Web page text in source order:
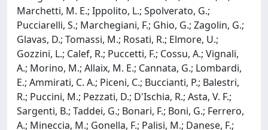
Marchetti, M. E.; Ippolito, L.; Spolverato, G.;
Pucciarelli, S.; Marchegiani, F.; Ghio, G.; Zagolin, G.;
Glavas, D.; Tomassi, M.; Rosati, R.; Elmore, U.;
Gozzini, L.; Calef, R.; Puccetti, F.; Cossu, A.; Vignali,
A.; Morino, M.; Allaix, M. E.; Cannata, G.; Lombardi,
E.; Ammirati, C. A.; Piceni, C.; Buccianti, P.; Balestri,
R.; Puccini, M.; Pezzati, D.; D'Ischia, R.; Asta, V. F.;
Sargenti, B.; Taddei, G.; Bonari, F.; Boni, G.; Ferrero,
A.; Mineccia, M.; Gonella, F.; Palisi, M.; Danese, F.;